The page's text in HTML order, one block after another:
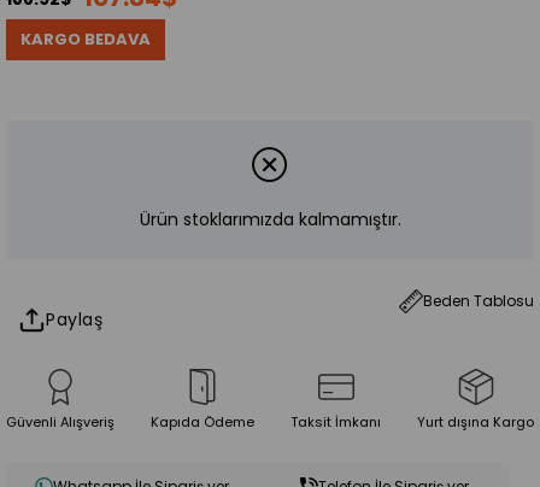
KARGO BEDAVA
Ürün stoklarımızda kalmamıştır.
Beden Tablosu
Paylaş
Güvenli Alışveriş Kapıda Ödeme Taksit İmkanı Yurt dışına Kargo